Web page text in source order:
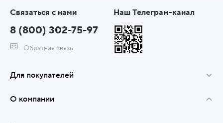
Связаться с нами
8 (800) 302-75-97
Обратная связь
Наш Телеграм-канал
Для покупателей
О компании